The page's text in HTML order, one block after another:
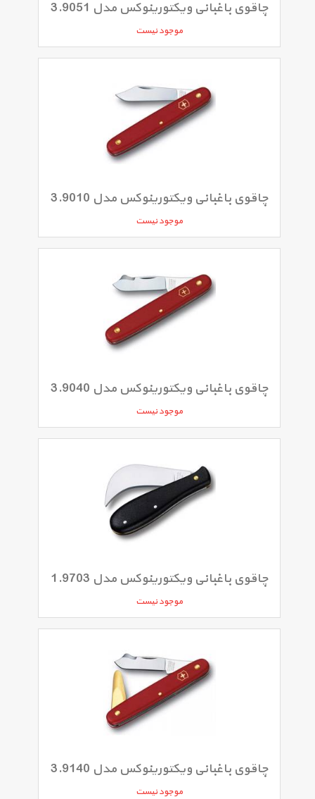
چاقوی باغبانی ویکتورینوکس مدل 3.9051
موجود نیست
چاقوی باغبانی ویکتورینوکس مدل 3.9010
موجود نیست
چاقوی باغبانی ویکتورینوکس مدل 3.9040
موجود نیست
چاقوی باغبانی ویکتورینوکس مدل 1.9703
موجود نیست
چاقوی باغبانی ویکتورینوکس مدل 3.9140
موجود نیست